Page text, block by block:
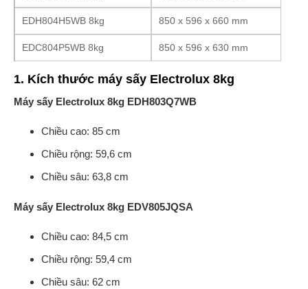
EDH804H5WB 8kg 850 x 596 x 660 mm
EDC804P5WB 8kg 850 x 596 x 630 mm
1. Kích thước máy sấy Electrolux 8kg
Máy sấy Electrolux 8kg EDH803Q7WB
Chiều cao: 85 cm
Chiều rộng: 59,6 cm
Chiều sâu: 63,8 cm
Máy sấy Electrolux 8kg EDV805JQSA
Chiều cao: 84,5 cm
Chiều rộng: 59,4 cm
Chiều sâu: 62 cm